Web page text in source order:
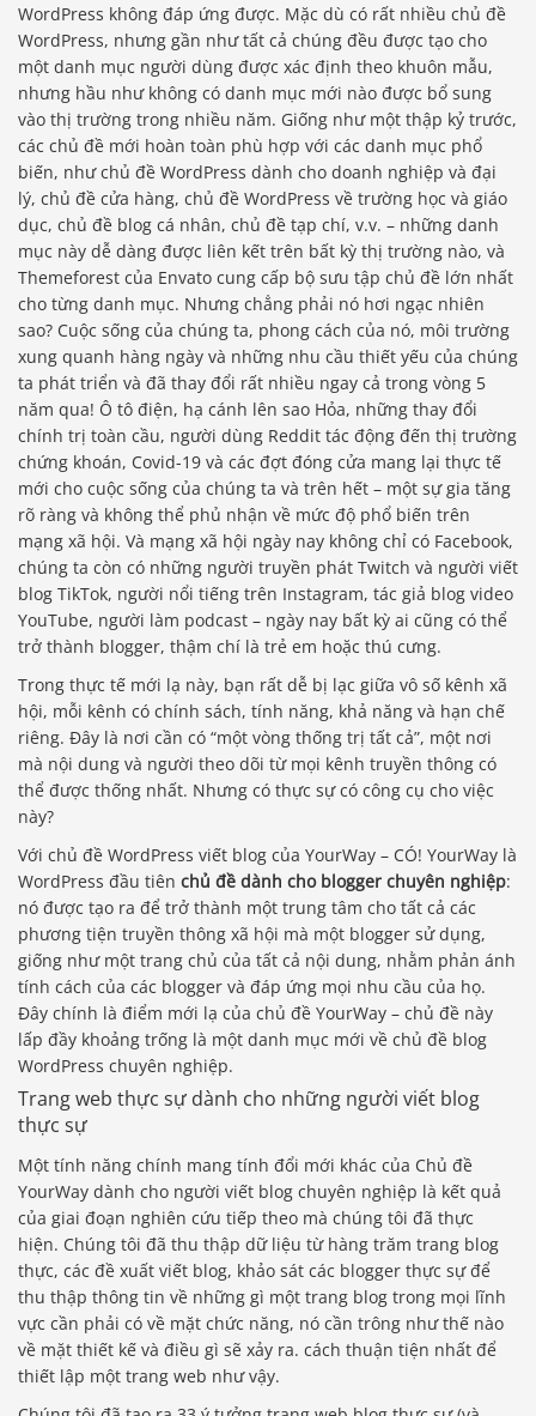
WordPress không đáp ứng được. Mặc dù có rất nhiều chủ đề
WordPress, nhưng gần như tất cả chúng đều được tạo cho
một danh mục người dùng được xác định theo khuôn mẫu,
nhưng hầu như không có danh mục mới nào được bổ sung
vào thị trường trong nhiều năm. Giống như một thập kỷ trước,
các chủ đề mới hoàn toàn phù hợp với các danh mục phổ
biến, như chủ đề WordPress dành cho doanh nghiệp và đại
lý, chủ đề cửa hàng, chủ đề WordPress về trường học và giáo
dục, chủ đề blog cá nhân, chủ đề tạp chí, v.v. – những danh
mục này dễ dàng được liên kết trên bất kỳ thị trường nào, và
Themeforest của Envato cung cấp bộ sưu tập chủ đề lớn nhất
cho từng danh mục. Nhưng chẳng phải nó hơi ngạc nhiên
sao? Cuộc sống của chúng ta, phong cách của nó, môi trường
xung quanh hàng ngày và những nhu cầu thiết yếu của chúng
ta phát triển và đã thay đổi rất nhiều ngay cả trong vòng 5
năm qua! Ô tô điện, hạ cánh lên sao Hỏa, những thay đổi
chính trị toàn cầu, người dùng Reddit tác động đến thị trường
chứng khoán, Covid-19 và các đợt đóng cửa mang lại thực tế
mới cho cuộc sống của chúng ta và trên hết – một sự gia tăng
rõ ràng và không thể phủ nhận về mức độ phổ biến trên
mạng xã hội. Và mạng xã hội ngày nay không chỉ có Facebook,
chúng ta còn có những người truyền phát Twitch và người viết
blog TikTok, người nổi tiếng trên Instagram, tác giả blog video
YouTube, người làm podcast – ngày nay bất kỳ ai cũng có thể
trở thành blogger, thậm chí là trẻ em hoặc thú cưng.
Trong thực tế mới lạ này, bạn rất dễ bị lạc giữa vô số kênh xã
hội, mỗi kênh có chính sách, tính năng, khả năng và hạn chế
riêng. Đây là nơi cần có “một vòng thống trị tất cả”, một nơi
mà nội dung và người theo dõi từ mọi kênh truyền thông có
thể được thống nhất. Nhưng có thực sự có công cụ cho việc
này?
Với chủ đề WordPress viết blog của YourWay – CÓ! YourWay là
WordPress đầu tiên chủ đề dành cho blogger chuyên nghiệp:
nó được tạo ra để trở thành một trung tâm cho tất cả các
phương tiện truyền thông xã hội mà một blogger sử dụng,
giống như một trang chủ của tất cả nội dung, nhằm phản ánh
tính cách của các blogger và đáp ứng mọi nhu cầu của họ.
Đây chính là điểm mới lạ của chủ đề YourWay – chủ đề này
lấp đầy khoảng trống là một danh mục mới về chủ đề blog
WordPress chuyên nghiệp.
Trang web thực sự dành cho những người viết blog
thực sự
Một tính năng chính mang tính đổi mới khác của Chủ đề
YourWay dành cho người viết blog chuyên nghiệp là kết quả
của giai đoạn nghiên cứu tiếp theo mà chúng tôi đã thực
hiện. Chúng tôi đã thu thập dữ liệu từ hàng trăm trang blog
thực, các đề xuất viết blog, khảo sát các blogger thực sự để
thu thập thông tin về những gì một trang blog trong mọi lĩnh
vực cần phải có về mặt chức năng, nó cần trông như thế nào
về mặt thiết kế và điều gì sẽ xảy ra. cách thuận tiện nhất để
thiết lập một trang web như vậy.